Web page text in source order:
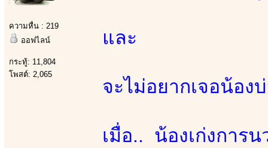
ความหื่น : 219
ออฟไลน์
กระทู้: 11,804
โพสต์: 2,065
และ
จะไม่อยากเจอน้อง
เมื่อ.. น้องเก่งการ